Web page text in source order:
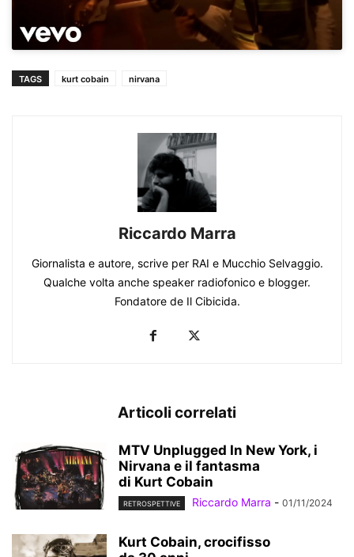
TAGS kurt cobain nirvana
Riccardo Marra
Giornalista e autore, scrive per RAI e Mucchio Selvaggio.
Qualche volta anche speaker radiofonico e blogger.
Fondatore de Il Cibicida.
Articoli correlati
MTV Unplugged In New York, i
Nirvana e il fantasma
di Kurt Cobain
RETROSPETTIVE Riccardo Marra - 01/11/2024
Kurt Cobain, crocifisso